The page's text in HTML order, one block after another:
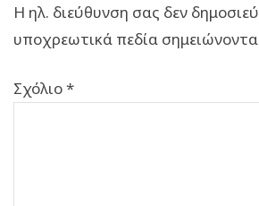
Η ηλ. διεύθυνση σας δεν
υποχρεωτικά πεδία
Σχόλιο*